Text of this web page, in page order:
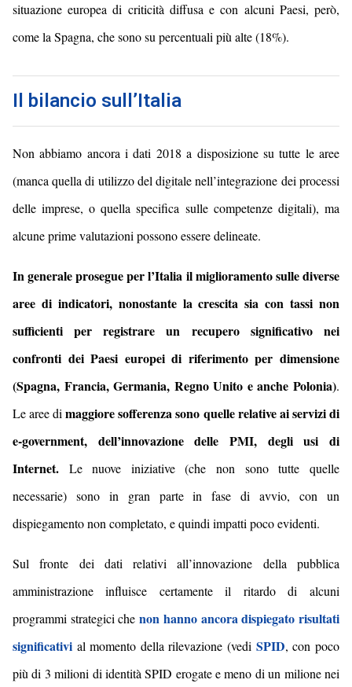
situazione europea di criticità diffusa e con alcuni Paesi, però,
come la Spagna, che sono su percentuali più alte (18%).
Il bilancio sull’Italia
Non abbiamo ancora i dati 2018 a disposizione su tutte le aree
(manca quella di utilizzo del digitale nell’integrazione dei processi
delle imprese, o quella specifica sulle competenze digitali), ma
alcune prime valutazioni possono essere delineate.
In generale prosegue per l’Italia il miglioramento sulle diverse
aree di indicatori, nonostante la crescita sia con tassi non
sufficienti per registrare un recupero significativo nei
confronti dei Paesi europei di riferimento per dimensione
(Spagna, Francia, Germania, Regno Unito e anche Polonia).
Le aree dimaggiore sofferenza sono quelle relative ai servizi di
e-government, dell’innovazione delle PMI, degli usi di
Internet.Le nuove iniziative (che non sono tutte quelle
necessarie) sono in gran parte in fase di avvio, con un
dispiegamento non completato, e quindi impatti poco evidenti.
Sul fronte dei dati relativi all’innovazione della pubblica
amministrazione influisce certamente il ritardo di alcuni
programmi strategici chenon hanno ancora dispiegato risultati
significativi al momento della rilevazione (vedi SPID, con poco
più di 3 milioni di identità SPID erogate e meno di un milione nei